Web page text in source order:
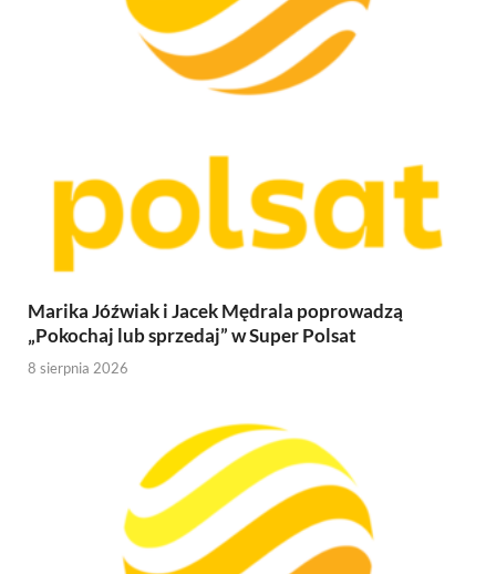
Marika Jóźwiak i Jacek Mędrala poprowadzą
„Pokochaj lub sprzedaj” w Super Polsat
8 sierpnia 2026